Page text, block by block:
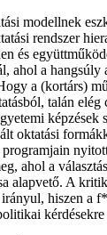
modellnek
rendszer
és
ahol a hangsúly
a (kortárs)
talán elég
képzések
oktatási
nyitott
ahol a
alapvető. A
hiszen a
kérdésekre